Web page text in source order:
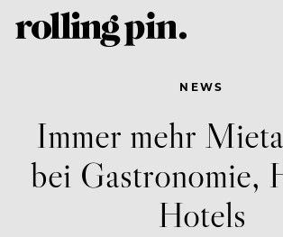
NEWS
Immer mehr
bei Gastronomie,
Hotels